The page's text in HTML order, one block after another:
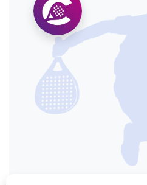
Veranstaltungen
Turniere
International
Playtomic
Ranking